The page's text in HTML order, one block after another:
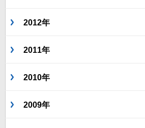
2012年
2011年
2010年
2009年